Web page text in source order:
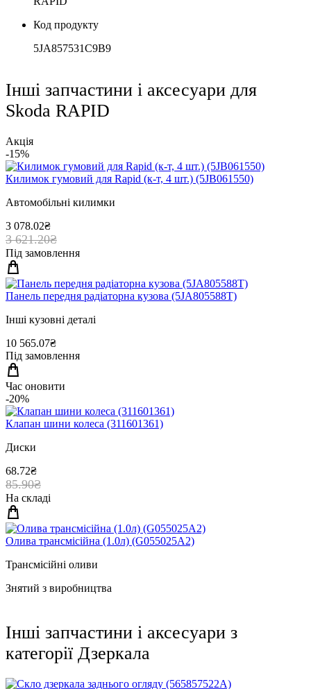
Код продукту
5JA857531C9B9
Інші запчастини і аксесуари для
Skoda RAPID
Акція
-15%
Килимок гумовий для Rapid (к-т, 4 шт.) (5JB061550)
Автомобільні килимки
3 078.02₴
3 621.20₴
Під замовлення
Панель передня радiаторна кузова (5JA805588T)
Інші кузовні деталі
10 565.07₴
Під замовлення
Час оновити
-20%
Клапан шини колеса (311601361)
Диски
68.72₴
85.90₴
На складі
Олива трансмiсiйна (1.0л) (G055025A2)
Трансмісійні оливи
Знятий з виробництва
Інші запчастини і аксесуари з
категорії Дзеркала